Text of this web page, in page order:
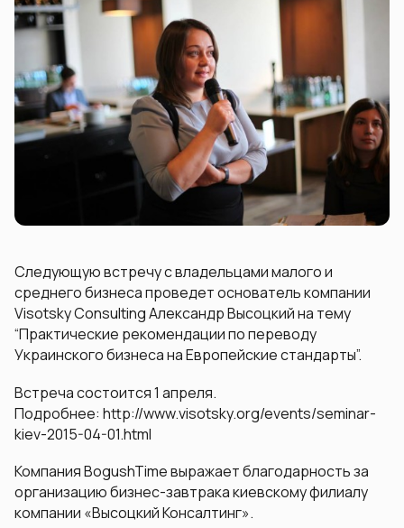
Следующую встречу с владельцами малого и
среднего бизнеса проведет основатель компании
Visotsky Consulting Александр Высоцкий на тему
“Практические рекомендации по переводу
Украинского бизнеса на Европейские стандарты”.
Встреча состоится 1 апреля.
Подробнее: http://www.visotsky.org/events/seminar-
kiev-2015-04-01.html
Компания BogushTime выражает благодарность за
организацию бизнес-завтрака киевскому филиалу
компании «Высоцкий Консалтинг».